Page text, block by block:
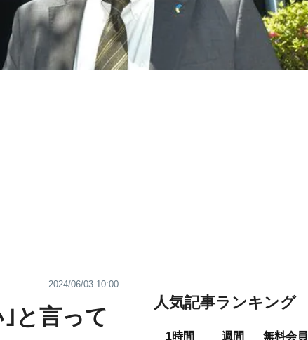
2024/06/03 10:00
と言って
人気記事ランキング
1時間 週間 無料会員